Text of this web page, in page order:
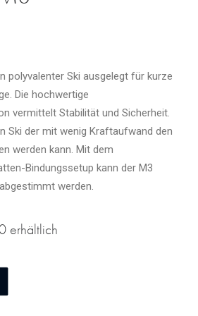
polyvalenter Ski ausgelegt für kurze
Die hochwertige
vermittelt Stabilität und Sicherheit.
Ski der mit wenig Kraftaufwand den
werden kann. Mit dem
Bindungssetup kann der M3
werden.
erhältlich